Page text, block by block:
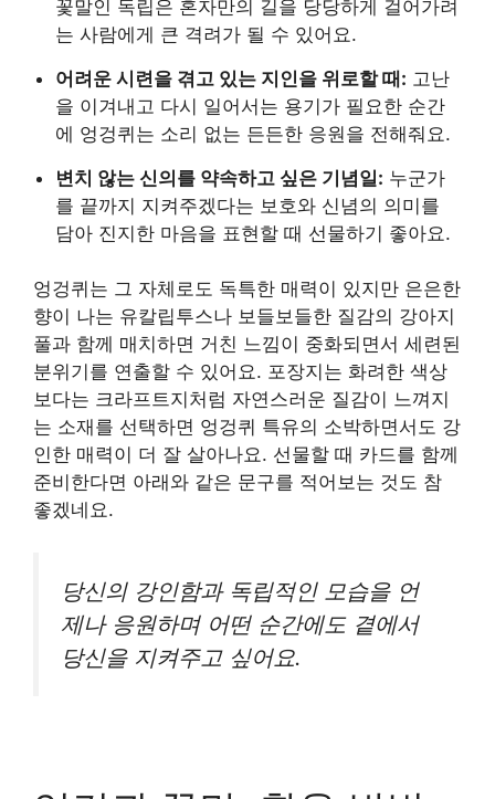
꽃말인 독립은 혼자만의 길을 당당하게 걸어가려
는 사람에게 큰 격려가 될 수 있어요.
어려운 시련을 겪고 있는 지인을 위로할 때: 고난
을 이겨내고 다시 일어서는 용기가 필요한 순간
에 엉겅퀴는 소리 없는 든든한 응원을 전해줘요.
변치 않는 신의를 약속하고 싶은 기념일: 누군가
를 끝까지 지켜주겠다는 보호와 신념의 의미를
담아 진지한 마음을 표현할 때 선물하기 좋아요.
엉겅퀴는 그 자체로도 독특한 매력이 있지만 은은한
향이 나는 유칼립투스나 보들보들한 질감의 강아지
풀과 함께 매치하면 거친 느낌이 중화되면서 세련된
분위기를 연출할 수 있어요. 포장지는 화려한 색상
보다는 크라프트지처럼 자연스러운 질감이 느껴지
는 소재를 선택하면 엉겅퀴 특유의 소박하면서도 강
인한 매력이 더 잘 살아나요. 선물할 때 카드를 함께
준비한다면 아래와 같은 문구를 적어보는 것도 참
좋겠네요.
당신의 강인함과 독립적인 모습을 언
제나 응원하며 어떤 순간에도 곁에서
당신을 지켜주고 싶어요.